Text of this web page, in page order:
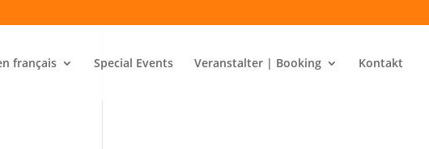
français Special Events Veranstalter | Booking Kontakt